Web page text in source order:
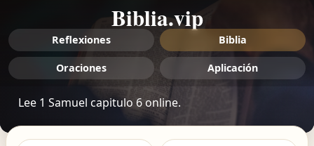
Biblia.vip
Reflexiones Biblia
Oraciones Aplicación
Lee 1 Samuel capitulo 6 online.